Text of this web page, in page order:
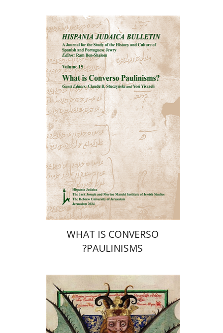
רם בן-שלום
הנחת אתר ספר מודפס
$35
$32
WHAT IS CONVERSO
PAULINISMS?
מירי אליאב-פלדון